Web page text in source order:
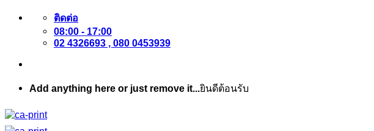
ข้าม
เนื้อหา
ติดต่อ
08:00 - 17:00
02 4326693 , 080 0453939
Add anything here or just remove it...ยินดีต้อนรับ